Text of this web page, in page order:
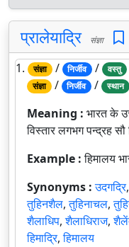
प्रालेयाद्रि संज्ञा
1. संज्ञा / निर्जीव / वस्तु
संज्ञा / निर्जीव / स्थान
Meaning : भारत के
विस्तार लगभग पन्द्रह
Example :हिमालय
Synonyms :उदगद्रि
तुहिनशैल,तुहिनाचल,
शैलाधिप,शैलाधिराज,
हिमाद्रि,हिमालय